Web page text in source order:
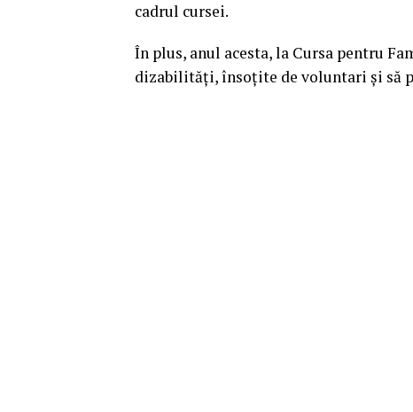
cadrul cursei.
În plus, anul acesta, la Cursa pentru
dizabilități, însoțite de voluntari și să